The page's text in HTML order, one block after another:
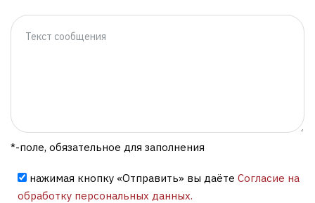
*-поле, обязательное для заполнения
нажимая кнопку «Отправить» вы даёте Согласие на
обработку персональных данных.